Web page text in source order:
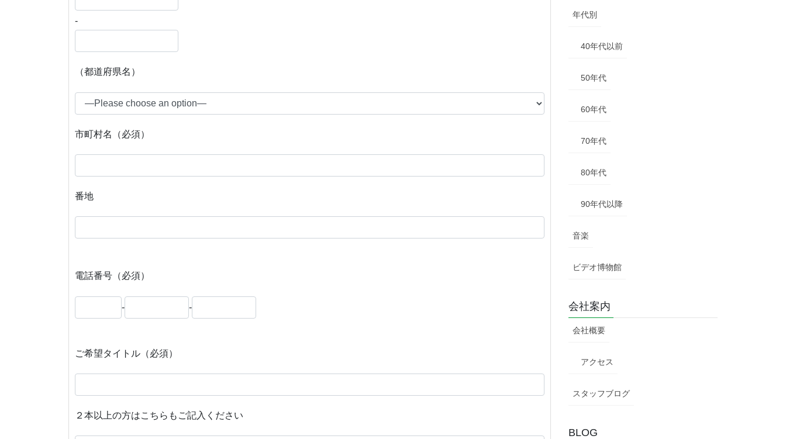
-
（都道府県名）
市町村名（必須）
番地
電話番号（必須）
- -
ご希望タイトル（必須）
２本以上の方はこちらもご記入ください
年代別
40年代以前
50年代
60年代
70年代
80年代
90年代以降
音楽
ビデオ博物館
会社案内
会社概要
アクセス
スタッフブログ
BLOG